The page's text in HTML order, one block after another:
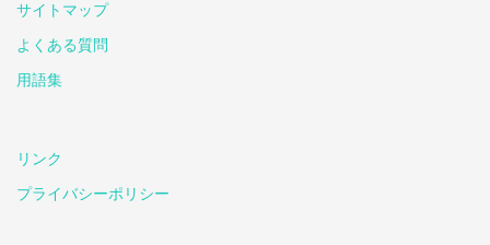
サイトマップ
よくある質問
用語集
リンク
プライバシーポリシー